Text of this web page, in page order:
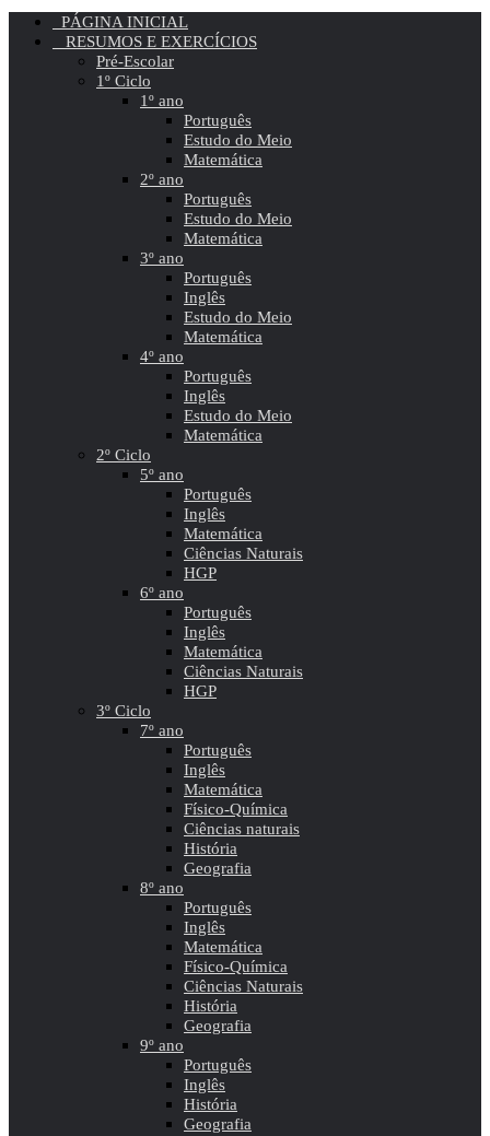
PÁGINA INICIAL
RESUMOS E EXERCÍCIOS
Pré-Escolar
1º Ciclo
1º ano
Português
Estudo do Meio
Matemática
2º ano
Português
Estudo do Meio
Matemática
3º ano
Português
Inglês
Estudo do Meio
Matemática
4º ano
Português
Inglês
Estudo do Meio
Matemática
2º Ciclo
5º ano
Português
Inglês
Matemática
Ciências Naturais
HGP
6º ano
Português
Inglês
Matemática
Ciências Naturais
HGP
3º Ciclo
7º ano
Português
Inglês
Matemática
Físico-Química
Ciências naturais
História
Geografia
8º ano
Português
Inglês
Matemática
Físico-Química
Ciências Naturais
História
Geografia
9º ano
Português
Inglês
História
Geografia